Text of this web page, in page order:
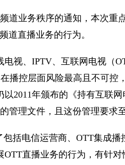
道业务秩序的通知，本次重
道直播业务的行为。
视、IPTV、互联网电视（
播控层面风险最高且不可控
2011年颁布的《持有互联
管理文件，且这份管理要求
括电信运营商、OTT集成播
直播业务的行为，有针